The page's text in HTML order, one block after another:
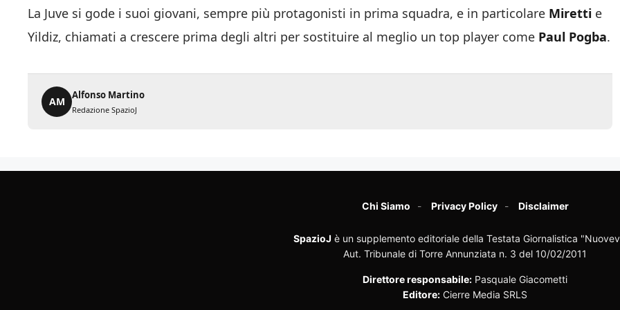
La Juve si gode i suoi giovani, sempre più protagonisti in prima squadra, e in particolare Miretti e
Yildiz, chiamati a crescere prima degli altri per sostituire al meglio un top player come Paul Pogba.
AM
Alfonso Martino
Redazione SpazioJ
Chi Siamo Privacy Policy Disclaimer
SpazioJ è un supplemento editoriale della Testata Giornalistica
Aut. Tribunale di Torre Annunziata n. 3 del 10/02/2011
Direttore responsabile: Pasquale Giacometti
Editore: Cierre Media SRLS